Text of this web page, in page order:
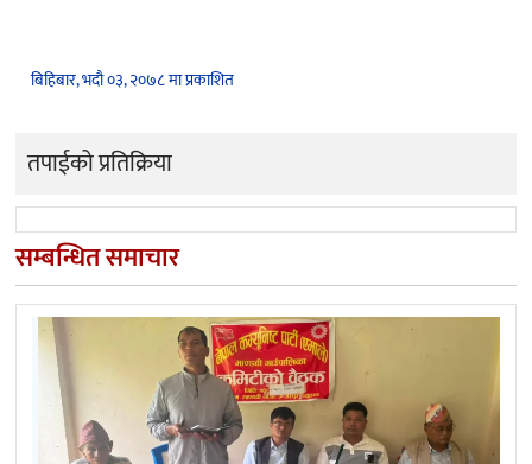
बिहिबार, भदौ ०३, २०७८ मा प्रकाशित
तपाईको प्रतिक्रिया
सम्बन्धित समाचार